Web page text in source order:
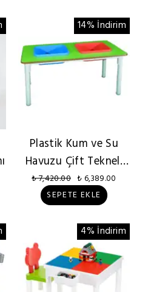
14% İndirim
Plastik Kum ve Su
Havuzu Çift Tekneli
120x60 cm
₺ 7,420.00 ₺ 6,389.00
SEPETE EKLE
4% İndirim